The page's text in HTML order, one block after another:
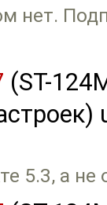
нет.
(ST-
5.3, а не